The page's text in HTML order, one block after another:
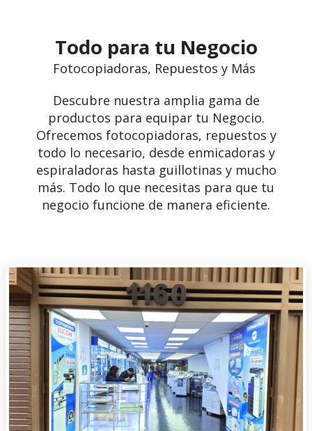
Todo para tu Negocio
Fotocopiadoras, Repuestos y Más
Descubre nuestra amplia gama de
productos para equipar tu Negocio.
Ofrecemos fotocopiadoras, repuestos y
todo lo necesario, desde enmicadoras y
espiraladoras hasta guillotinas y mucho
más. Todo lo que necesitas para que tu
negocio funcione de manera eficiente.